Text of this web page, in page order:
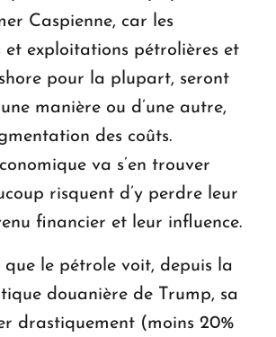
Caspienne, car les
et exploitations pétrolières et
pour la plupart, seront
manière ou d’une autre,
des coûts.
va s’en trouver
risquent d’y perdre leur
financier et leur influence.
que le pétrole voit, depuis la
douanière de Trump, sa
drastiquement (moins 20%